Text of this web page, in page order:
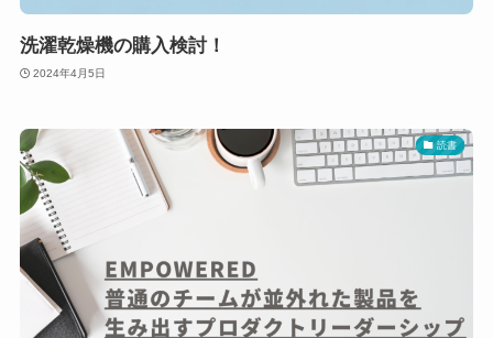
洗濯乾燥機の購入検討！
2024年4月5日
読書